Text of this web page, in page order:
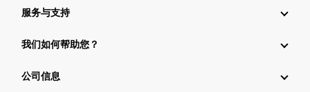
服务与支持
我们如何帮助您？
公司信息